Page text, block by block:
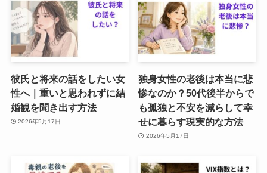
彼氏と将来の話をしたい女
性へ｜重いと思われずに結
婚観を聞き出す方法
2026年5月17日
独身女性の老後は本当に悲
惨なのか？50代後半からで
も孤独と不安を減らして幸
せに暮らす現実的な方法
2026年5月17日